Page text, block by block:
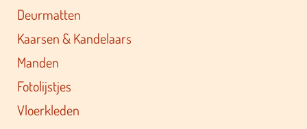
Deurmatten
Kaarsen & Kandelaars
Manden
Fotolijstjes
Vloerkleden